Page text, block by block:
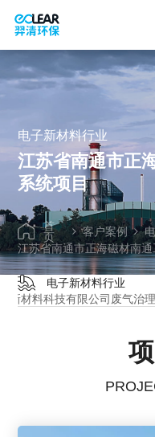
电子新材料行业
江苏省南通市正
系统项目
首
页
客户案例
江苏省南通市正海磁材南
电子新材料行业
新材料科技有限公司废气治